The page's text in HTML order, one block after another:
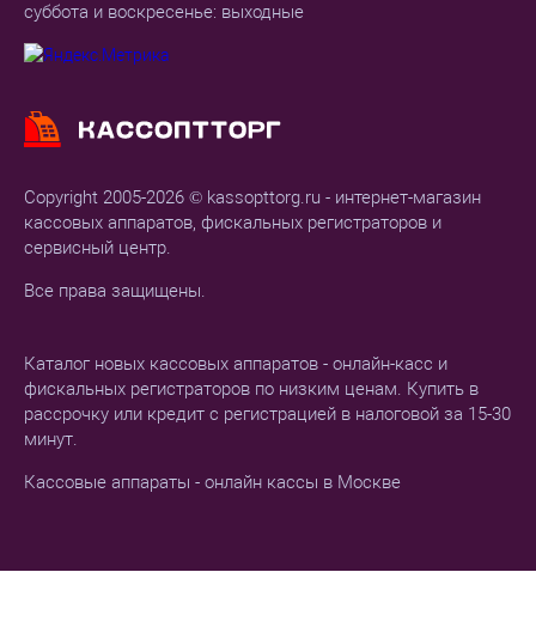
Copyright 2005-2026 © kassopttorg.ru - интернет-магазин
кассовых аппаратов, фискальных регистраторов и
сервисный центр.
Все права защищены.
Каталог новых кассовых аппаратов - онлайн-касс и
фискальных регистраторов по низким ценам. Купить в
рассрочку или кредит с регистрацией в налоговой за 15-30
минут.
Кассовые аппараты - онлайн кассы в Москве
суббота и воскресенье: выходные